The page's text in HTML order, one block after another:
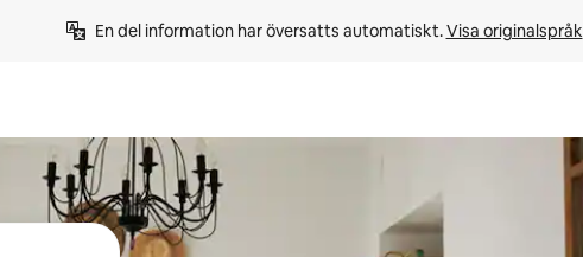
En del information har översatts automatiskt. Visa originalspråk